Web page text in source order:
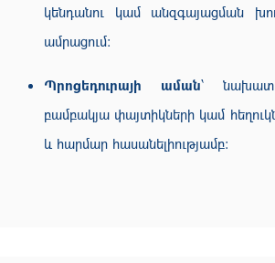
կենդանու կամ անզգայացման
ամրացում։
Պրոցեդուրայի աման՝
բամբակյա փայտիկների կամ
և հարմար հասանելիությամբ։